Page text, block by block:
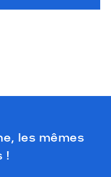
les mêmes
!